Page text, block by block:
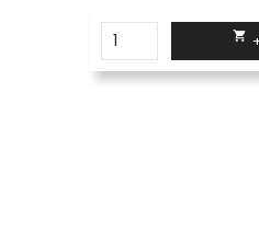
